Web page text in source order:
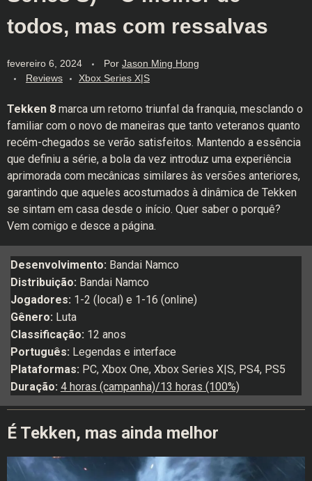
todos, mas com ressalvas
fevereiro 6, 2024 Por Jason Ming Hong
Reviews
Xbox Series X|S
Tekken 8 marca um retorno triunfal da franquia, mesclando o
familiar com o novo de maneiras que tanto veteranos quanto
recém-chegados se verão satisfeitos. Mantendo a essência
que definiu a série, a bola da vez introduz uma experiência
aprimorada com mecânicas similares às versões anteriores,
garantindo que aqueles acostumados à dinâmica de Tekken
se sintam em casa desde o início. Quer saber o porquê?
Vem comigo e desce a página.
Desenvolvimento: Bandai Namco
Distribuição: Bandai Namco
Jogadores: 1-2 (local) e 1-16 (online)
Gênero: Luta
Classificação: 12 anos
Português: Legendas e interface
Plataformas: PC, Xbox One, Xbox Series X|S, PS4, PS5
Duração: 4 horas (campanha)/13 horas (100%)
É Tekken, mas ainda melhor